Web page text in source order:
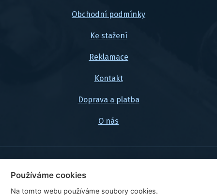
Obchodní podmínky
Ke stažení
Reklamace
Kontakt
Doprava a platba
O nás
© 2026, FlexaMi Auto s.r.o.
Ceny jsou uvedeny vč. DPH
Používáme cookies
Na tomto webu používáme soubory cookies.